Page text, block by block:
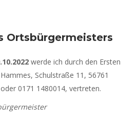
Ortsbürgermeisters
werde ich durch den Ersten
Schulstraße 11, 56761
0171 1480014, vertreten.